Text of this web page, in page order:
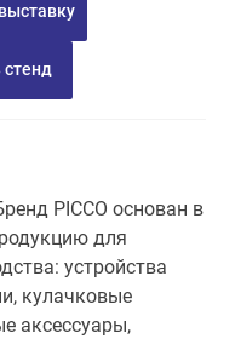
PICCO основан в
для
устройства
кулачковые
аксессуары,